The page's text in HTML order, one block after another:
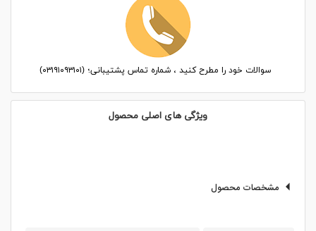
سوالات خود را مطرح کنید ، شماره تماس پشتیبانی؛ (۰۳۱۹۱۰۹۳۱۰۱)
ویژگی های اصلی محصول
مشخصات محصول